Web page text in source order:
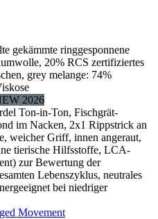
gekämmte ringgesponnene
20% RCS zertifiziertes
grey melange: 74%
2026
Ton-in-Ton, Fischgrät-
im Nacken, 2x1 Rippstrick an
weicher Griff, innen angeraut,
tierische Hilfsstoffe, LCA-
zur Bewertung der
Lebenszyklus, neutrales
bei niedriger
Movement